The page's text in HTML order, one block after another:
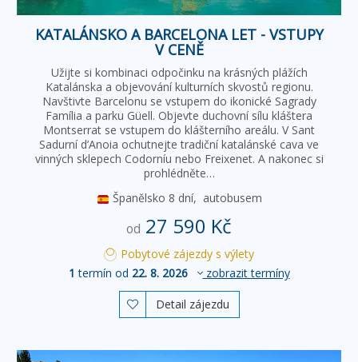
KATALÁNSKO A BARCELONA LET - VSTUPY
V CENĚ
Užijte si kombinaci odpočinku na krásných plážích
Katalánska a objevování kulturních skvostů regionu.
Navštivte Barcelonu se vstupem do ikonické Sagrady
Família a parku Güell. Objevte duchovní sílu kláštera
Montserrat se vstupem do klášterního areálu. V Sant
Sadurní d’Anoia ochutnejte tradiční katalánské cava ve
vinných sklepech Codorníu nebo Freixenet. A nakonec si
prohlédněte…
Španělsko 8 dní, autobusem
od 27 590 Kč
Pobytové zájezdy s výlety
1 termín od 22. 8. 2026 zobrazit termíny
 Detail zájezdu